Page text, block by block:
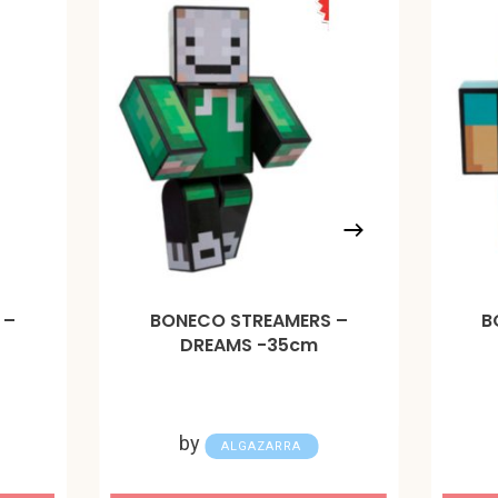
–
BONECO STREAMERS –
DREAMS -35cm
by ALGAZARRA